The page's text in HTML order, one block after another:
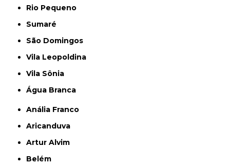
Rio Pequeno
Sumaré
São Domingos
Vila Leopoldina
Vila Sônia
Água Branca
Anália Franco
Aricanduva
Artur Alvim
Belém